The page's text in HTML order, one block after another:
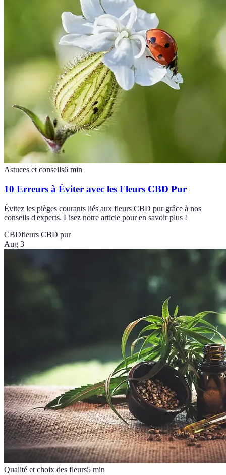
Astuces et conseils6 min
10 Erreurs à Éviter avec les Fleurs CBD Pur
Évitez les pièges courants liés aux fleurs CBD pur grâce à nos
conseils d'experts. Lisez notre article pour en savoir plus !
CBDfleurs CBD pur
Aug 3
Qualité et choix des fleurs5 min